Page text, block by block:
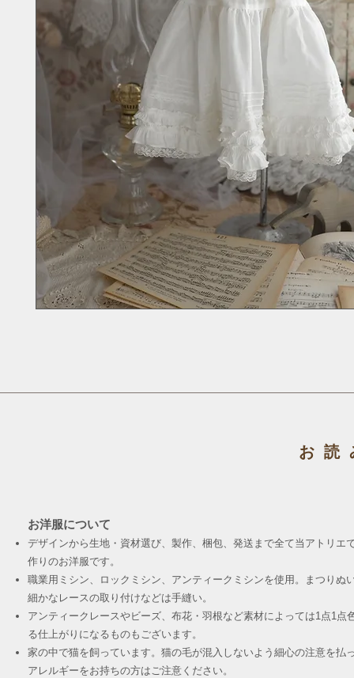
お読
お洋服について
デザインから生地・資材選び、製作、梱包、発送まで全て当アトリエ
作りのお洋服です。
職業用ミシン、ロックミシン、アンティークミシンを使用。まつりぬ
細かなレースの取り付けなどは手縫い。
アンティークレースやビーズ、布花・羽根など素材によっては1点1点
る仕上がりになるものもございます。
家の中で猫を飼っています。猫の毛が混入しないよう細心の注意を払
アレルギーをお持ちの方はご注意ください。